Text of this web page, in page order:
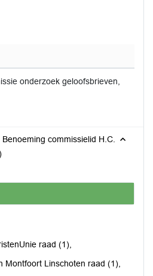
onderzoek geloofsbrieven,
commissielid H.C.
raad (1),
Montfoort Linschoten raad (1),